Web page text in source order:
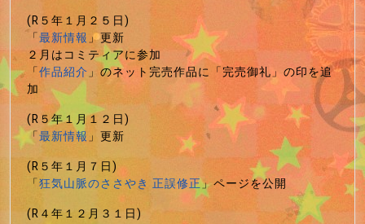
(R５年１月２５日)
「最新情報」更新
２月はコミティアに参加
「作品紹介」のネット完売作品に「完売御礼」の印を追
加
(R５年１月１２日)
「最新情報」更新
(R５年１月７日)
「狂気山脈のささやき 正誤修正」ページを公開
(R４年１２月３１日)